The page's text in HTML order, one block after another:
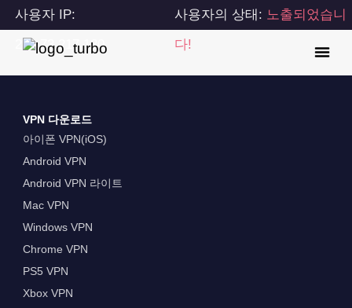
사용자 IP:
216.73.217.130
사용자의 상태: 노출되었습니
다!
VPN 다운로드
아이폰 VPN(iOS)
Android VPN
Android VPN 라이트
Mac VPN
Windows VPN
Chrome VPN
PS5 VPN
Xbox VPN